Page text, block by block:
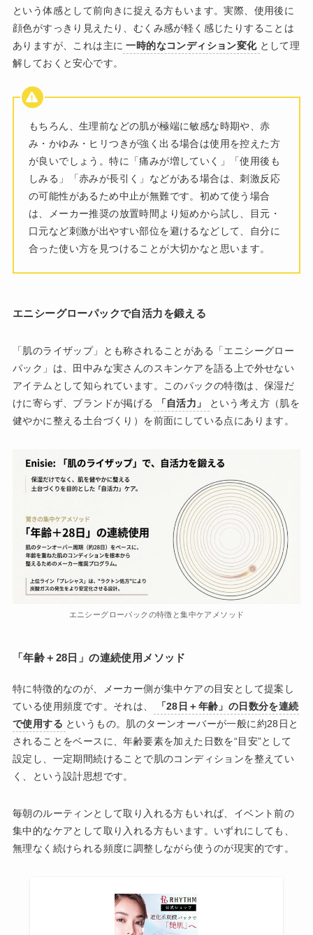
という体感として前向きに捉える方もいます。実際、使用後に
顔色がすっきり見えたり、むくみ感が軽く感じたりすることは
ありますが、これは主に 一時的なコンディション変化 として理
解しておくと安心です。
もちろん、生理前などの肌が極端に敏感な時期や、赤
み・かゆみ・ヒリつきが強く出る場合は使用を控えた方
が良いでしょう。特に「痛みが増していく」「使用後も
しみる」「赤みが長引く」などがある場合は、刺激反応
の可能性があるため中止が無難です。初めて使う場合
は、メーカー推奨の放置時間より短めから試し、目元・
口元など刺激が出やすい部位を避けるなどして、自分に
合った使い方を見つけることが大切かなと思います。
エニシーグローパックで自活力を鍛える
「肌のライザップ」とも称されることがある「エニシーグロー
パック」は、田中みな実さんのスキンケアを語る上で外せない
アイテムとして知られています。このパックの特徴は、保湿だ
けに寄らず、ブランドが掲げる
「自活力」
という考え方（肌を
健やかに整える土台づくり）を前面にしている点にあります。
エニシーグローパックの特徴と集中ケアメソッド
「年齢＋28日」の連続使用メソッド
特に特徴的なのが、メーカー側が集中ケアの目安として提案し
ている使用頻度です。それは、
「28日＋年齢」の日数分を連続
で使用する というもの。肌のターンオーバーが一般に約28日と
されることをベースに、年齢要素を加えた日数を“目安”として
設定し、一定期間続けることで肌のコンディションを整えてい
く、という設計思想です。
毎朝のルーティンとして取り入れる方もいれば、イベント前の
集中的なケアとして取り入れる方もいます。いずれにしても、
無理なく続けられる頻度に調整しながら使うのが現実的です。